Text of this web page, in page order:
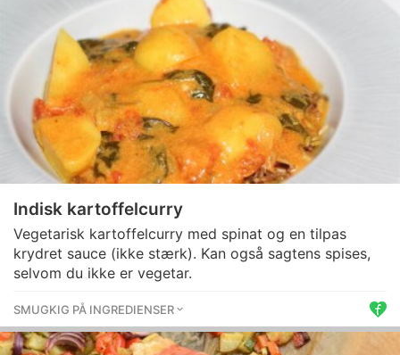
Indisk kartoffelcurry
Vegetarisk kartoffelcurry med spinat og en tilpas
krydret sauce (ikke stærk). Kan også sagtens spises,
selvom du ikke er vegetar.
SMUGKIG PÅ INGREDIENSER